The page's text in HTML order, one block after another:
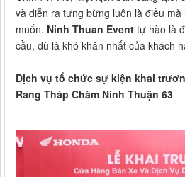
và diễn ra tưng bừng luôn là điều
muốn. Ninh Thuan Event tự hào là
cầu, dù là khó khăn nhất của khách
Dịch vụ tổ chức sự kiện khai
Rang Tháp Chàm Ninh Thuận 63